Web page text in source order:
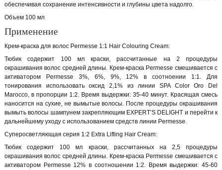
обеспечивая сохранение интенсивности и глубины цвета надолго.
Объем 100 мл
Применение
Крем-краска для волос Permesse 1:1 Hair Colouring Cream:
Тюбик содержит 100 мл краски, рассчитанные на 2 процедуры
окрашивания волос средней длины. Крем-краска Permesse смешивается с
активатором Permesse 3%, 6%, 9%, 12% в соотноении 1:1. Для
тонирования использовать оксид 2,1% из линии SPA Color Oro Del
Marocco, в пропорции 1:2. Время выдержки: 35-40 минут. Красящая смесь
наносится на сухие, не вымытые волосы. После процедуры окрашивания
вымыть волосы шампунем закрепляющим EXPERT’S DELIGHT и перейти к
дальнейшему уходу с использованием средств линии Permesse.
Суперосветляющая серия 1:2 Extra Lifting Hair Cream:
Тюбик содержит 100 мл краски, рассчитанных на 2,5 процедуры
окрашивания волос средней длины. Крем-краска Permesse смешивается с
активатором Permesse 12% в соотношении 1:2. Время выдержки: 45-60